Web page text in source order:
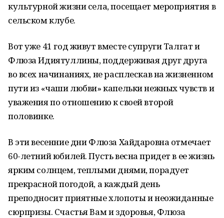
культурной жизни села, посещает мероприятия в
сельском клубе.
Вот уже 41 год живут вместе супруги Талгат и
Флюза Идиятуллины, поддерживая друг друга
во всех начинаниях, не расплескав на жизненном
пути из «чаши любви» капельки нежных чувств и
уважения по отношению к своей второй
половинке.
В эти весенние дни Флюза Хайдаровна отмечает
60-летний юбилей. Пусть весна придет в ее жизнь
ярким солнцем, теплыми днями, порадует
прекрасной погодой, а каждый день
преподносит приятные хлопоты и неожиданные
сюрпризы. Счастья Вам и здоровья, Флюза